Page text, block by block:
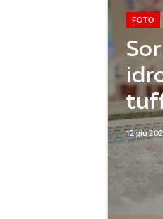
FOTO
12 giu